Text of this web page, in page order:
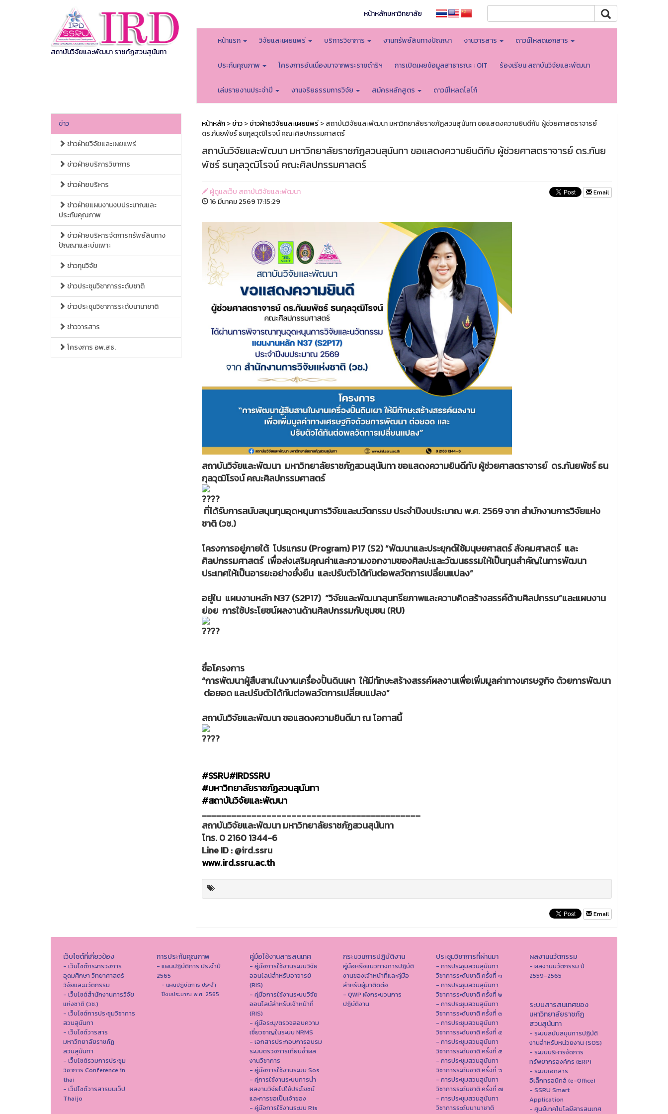
สถาบันวิจัยและพัฒนา ราชภัฏสวนสุนันทา
หน้าหลักมหาวิทยาลัย
หน้าแรก วิจัยและเผยแพร่ บริการวิชาการ งานทรัพย์สินทางปัญญา งานวารสาร ดาวน์โหลดเอกสาร
ประกันคุณภาพ โครงการอันเนื่องมาจากพระราชดำริฯ การเปิดเผยข้อมูลสาธารณะ : OIT ร้องเรียน สถาบันวิจัยและพัฒนา
เล่มรายงานประจำปี งานจริยธรรมการวิจัย สมัครหลักสูตร ดาวน์โหลดโลโก้
ข่าว
ข่าวฝ่ายวิจัยและเผยแพร่
ข่าวฝ่ายบริการวิชาการ
ข่าวฝ่ายบริหาร
ข่าวฝ่ายแผนงานงบประมาณและ
ประกันคุณภาพ
ข่าวฝ่ายบริหารจัดการทรัพย์สินทาง
ปัญญาและบ่มเพาะ
ข่าวทุนวิจัย
ข่าวประชุมวิชาการระดับชาติ
ข่าวประชุมวิชาการระดับนานาชาติ
ข่าววารสาร
โครงการ อพ.สธ.
หน้าหลัก>ข่าว>ข่าวฝ่ายวิจัยและเผยแพร่> สถาบันวิจัยและพัฒนา มหาวิทยาลัยราชภัฏสวนสุนันทา ขอแสดงความยินดีกับ ผู้ช่วยศาสตราจารย์
ดร.กันยพัชร์ ธนกุลวุฒิโรจน์ คณะศิลปกรรมศาสตร์
สถาบันวิจัยและพัฒนา มหาวิทยาลัยราชภัฏสวนสุนันทา ขอแสดงความยินดีกับ ผู้ช่วยศาสตราจารย์ ดร.กันย
พัชร์ ธนกุลวุฒิโรจน์ คณะศิลปกรรมศาสตร์
ผู้ดูแลเว็บ สถาบันวิจัยและพัฒนา
16 มีนาคม 2569 17:15:29
Email
สถาบันวิจัยและพัฒนา มหาวิทยาลัยราชภัฏสวนสุนันทา ขอแสดงความยินดีกับ ผู้ช่วยศาสตราจารย์ ดร.กันยพัชร์ ธน
กุลวุฒิโรจน์ คณะศิลปกรรมศาสตร์
ที่ได้รับการสนับสนุนทุนอุดหนุนการวิจัยและนวัตกรรม ประจำปีงบประมาณ พ.ศ. 2569 จาก สำนักงานการวิจัยแห่ง
ชาติ (วช.)
โครงการอยู่ภายใต้ โปรแกรม (Program) P17 (S2) “พัฒนาและประยุกต์ใช้มนุษยศาสตร์ สังคมศาสตร์ และ
ศิลปกรรมศาสตร์ เพื่อส่งเสริมคุณค่าและความงอกงามของศิลปะและวัฒนธรรมให้เป็นทุนสำคัญในการพัฒนา
ประเทศให้เป็นอารยะอย่างยั่งยืน และปรับตัวได้ทันต่อพลวัตการเปลี่ยนแปลง”
อยู่ใน แผนงานหลัก N37 (S2P17) “วิจัยและพัฒนาสุนทรียภาพและความคิดสร้างสรรค์ด้านศิลปกรรม”และแผนงาน
ย่อย การใช้ประโยชน์ผลงานด้านศิลปกรรมกับชุมชน (RU)
ชื่อโครงการ
“การพัฒนาผู้สืบสานในงานเครื่องปั้นดินเผา ให้มีทักษะสร้างสรรค์ผลงานเพื่อเพิ่มมูลค่าทางเศรษฐกิจ ด้วยการพัฒนา
ต่อยอด และปรับตัวได้ทันต่อพลวัตการเปลี่ยนแปลง”
สถาบันวิจัยและพัฒนา ขอแสดงความยินดีมา ณ โอกาสนี้
#SSRU#IRDSSRU
#มหาวิทยาลัยราชภัฏสวนสุนันทา
#สถาบันวิจัยและพัฒนา
____________________________________________
สถาบันวิจัยและพัฒนา มหาวิทยาลัยราชภัฏสวนสุนันทา
โทร. 0 2160 1344-6
Line ID : @ird.ssru
www.ird.ssru.ac.th
Email
เว็บไซต์ที่เกี่ยวข้อง
- เว็บไซต์กระทรวงการ
อุดมศึกษา วิทยาศาสตร์
วิจัยและนวัตกรรม
- เว็บไซต์สำนักงานการวิจัย
แห่งชาติ (วช.)
- เว็บไซต์การประชุมวิชาการ
สวนสุนันทา
- เว็บไซต์วารสาร
มหาวิทยาลัยราชภัฏ
สวนสุนันทา
- เว็บไซต์รวมการประชุม
วิชาการ Conference in
thai
- เว็ปไซต์วารสารบนเว็ป
Thaijo
การประกันคุณภาพ
- แผนปฏิบัติการ ประจำปี
2565
- แผนปฏิบัติการ ประจำ
ปีงบประมาณ พ.ศ. 2565
คู่มือใช้งานสารสนเทศ
- คู่มือการใช้งานระบบวิจัย
ออนไลน์สำหรับอาจารย์
(RIS)
- คู่มือการใช้งานระบบวิจัย
ออนไลน์สำหรับเจ้าหน้าที่
(RIS)
- คู่มือระบุ/ตรวจสอบความ
เชี่ยวชาญในระบบ NRMS
- เอกสารประกอบการอบรม
ระบบตรวจการเทียบซ้ำผล
งานวิชาการ
- คู่มือการใช้งานระบบ Sos
- คู่การใช้งานระบบการนำ
ผลงานวิจัยไปใช้ประโยชน์
และการขอเป็นเจ้าของ
- คู่มือการใช้งานระบบ Ris
กระบวนการปฏิบัติงาน
คู่มือหรือแนวทางการปฏิบัติ
งานของเจ้าหน้าที่และคู่มือ
สำหรับผู้มาติดต่อ
- QWP ผังกระบวนการ
ปฏิบัติงาน
ประชุมวิชาการที่ผ่านมา
- การประชุมสวนสุนันทา
วิชาการระดับชาติ ครั้งที่ ๑
- การประชุมสวนสุนันทา
วิชาการระดับชาติ ครั้งที่ ๒
- การประชุมสวนสุนันทา
วิชาการระดับชาติ ครั้งที่ ๓
- การประชุมสวนสุนันทา
วิชาการระดับชาติ ครั้งที่ ๔
- การประชุมสวนสุนันทา
วิชาการระดับชาติ ครั้งที่ ๕
- การประชุมสวนสุนันทา
วิชาการระดับชาติ ครั้งที่ ๖
- การประชุมสวนสุนันทา
วิชาการระดับชาติ ครั้งที่ ๗
- การประชุมสวนสุนันทา
วิชาการระดับนานาชาติ
ผลงานนวัตกรรม
- ผลงานนวัตกรรม ปี
2559-2565
ระบบสารสนเทศของ
มหาวิทยาลัยราชภัฏ
สวนสุนันทา
- ระบบสนับสนุนการปฏิบัติ
งานสำหรับหน่วยงาน (SOS)
- ระบบบริหารจัดการ
ทรัพยากรองค์กร (ERP)
- ระบบเอกสาร
อิเล็กทรอนิกส์ (e-Office)
- SSRU Smart
Application
- ศูนย์เทคโนโลยีสารสนเทศ